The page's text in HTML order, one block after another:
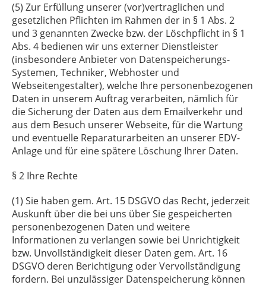
(5) Zur Erfüllung unserer (vor)vertraglichen und
gesetzlichen Pflichten im Rahmen der in § 1 Abs. 2
und 3 genannten Zwecke bzw. der Löschpflicht in § 1
Abs. 4 bedienen wir uns externer Dienstleister
(insbesondere Anbieter von Datenspeicherungs-
Systemen, Techniker, Webhoster und
Webseitengestalter), welche Ihre personenbezogenen
Daten in unserem Auftrag verarbeiten, nämlich für
die Sicherung der Daten aus dem Emailverkehr und
aus dem Besuch unserer Webseite, für die Wartung
und eventuelle Reparaturarbeiten an unserer EDV-
Anlage und für eine spätere Löschung Ihrer Daten.
§ 2 Ihre Rechte
(1) Sie haben gem. Art. 15 DSGVO das Recht, jederzeit
Auskunft über die bei uns über Sie gespeicherten
personenbezogenen Daten und weitere
Informationen zu verlangen sowie bei Unrichtigkeit
bzw. Unvollständigkeit dieser Daten gem. Art. 16
DSGVO deren Berichtigung oder Vervollständigung
fordern. Bei unzulässiger Datenspeicherung können